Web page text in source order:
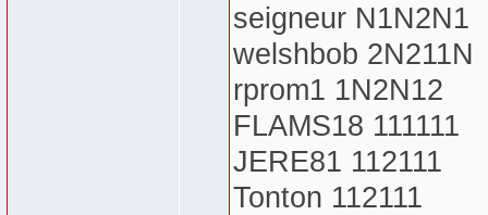
seigneur N1N2N1
welshbob 2N211N
rprom1 1N2N12
FLAMS18 111111
JERE81 112111
Tonton 112111